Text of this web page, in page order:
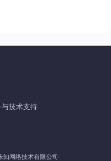
技术支持
网络技术有限公司